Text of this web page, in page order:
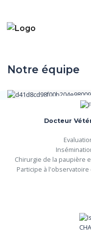
Notre équipe
Docteur
Chirurgie de la paupière
Participe à